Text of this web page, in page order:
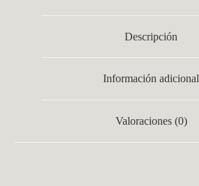
Descripción
Información adicional
Valoraciones (0)